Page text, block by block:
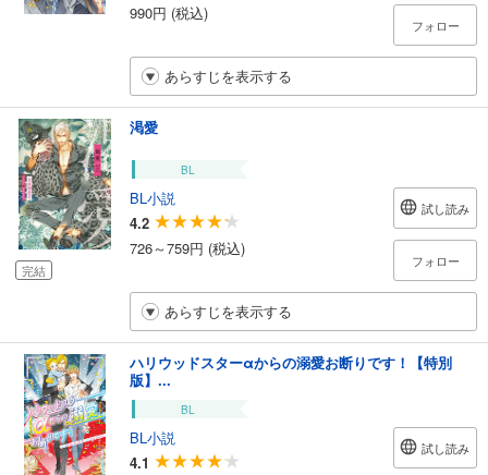
990円 (税込)
フォロー
あらすじを表示する
完結
渇愛
BL
BL小説
4.2
726～759円 (税込)
試し読み
フォロー
あらすじを表示する
ハリウッドスターαからの溺愛お断りです！【特別
版】...
BL
BL小説
4.1
試し読み